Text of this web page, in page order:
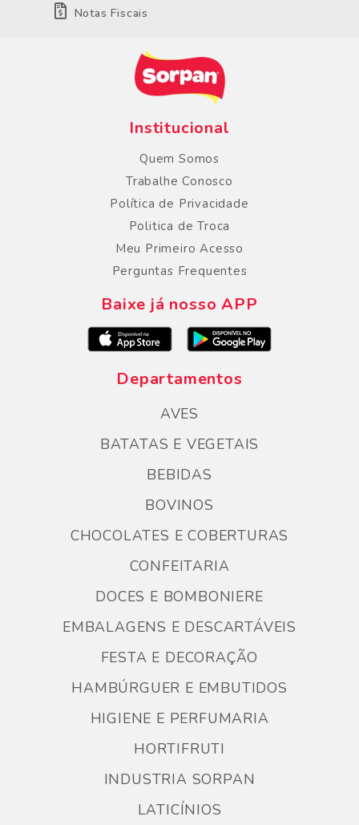
Notas Fiscais
Institucional
Quem Somos
Trabalhe Conosco
Política de Privacidade
Politica de Troca
Meu Primeiro Acesso
Perguntas Frequentes
Baixe já nosso APP
Departamentos
AVES
BATATAS E VEGETAIS
BEBIDAS
BOVINOS
CHOCOLATES E COBERTURAS
CONFEITARIA
DOCES E BOMBONIERE
EMBALAGENS E DESCARTÁVEIS
FESTA E DECORAÇÃO
HAMBÚRGUER E EMBUTIDOS
HIGIENE E PERFUMARIA
HORTIFRUTI
INDUSTRIA SORPAN
LATICÍNIOS